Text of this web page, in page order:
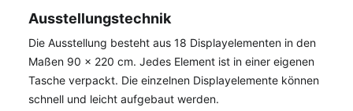
Ausstellungstechnik
Die Ausstellung besteht aus 18 Displayelementen in den
Maßen 90 x 220 cm. Jedes Element ist in einer eigenen
Tasche verpackt. Die einzelnen Displayelemente können
schnell und leicht aufgebaut werden.